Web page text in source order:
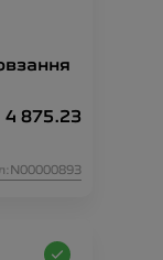
4 875.23